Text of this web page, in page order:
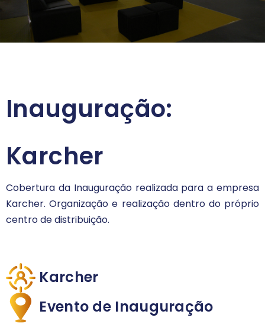
Inauguração:
Karcher
Cobertura da Inauguração realizada para a empresa
Karcher. Organização e realização dentro do próprio
centro de distribuição.
Karcher
Evento de Inauguração